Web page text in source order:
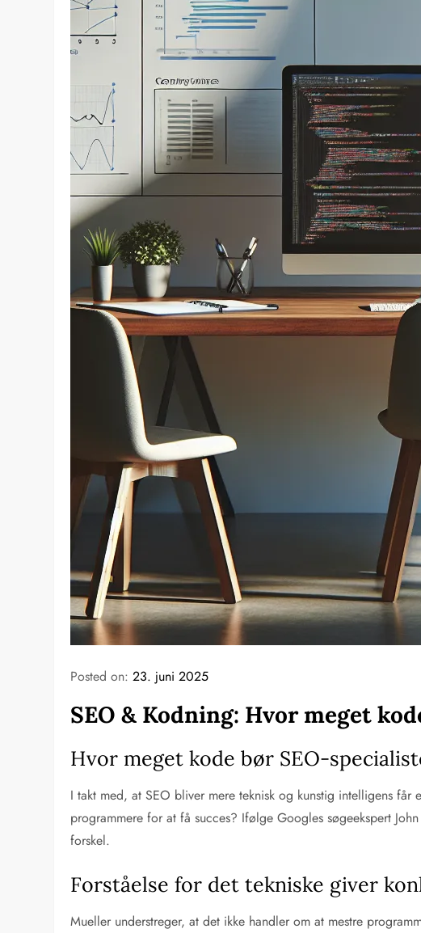
Posted on:23. juni 2025
SEO & Kodning: Hvor meget
Hvor meget kode bør SEO-
I takt med, at SEO bliver mere teknisk og kunstig intelligens
programmere for at få succes? Ifølge Googles søgeekspert
forskel.
Forståelse for det tekniske giver
Mueller understreger, at det ikke handler om at mestre